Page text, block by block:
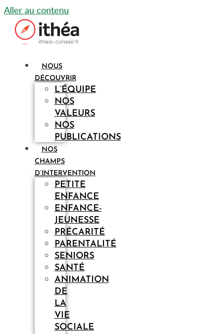
Aller au contenu
NOUS
DÉCOUVRIR
L’ÉQUIPE
NOS
VALEURS
NOS
PUBLICATIONS
NOS
CHAMPS
D’INTERVENTION
PETITE
ENFANCE
ENFANCE-
JEUNESSE
PRÉCARITÉ
PARENTALITÉ
SENIORS
SANTÉ
ANIMATION
DE
LA
VIE
SOCIALE